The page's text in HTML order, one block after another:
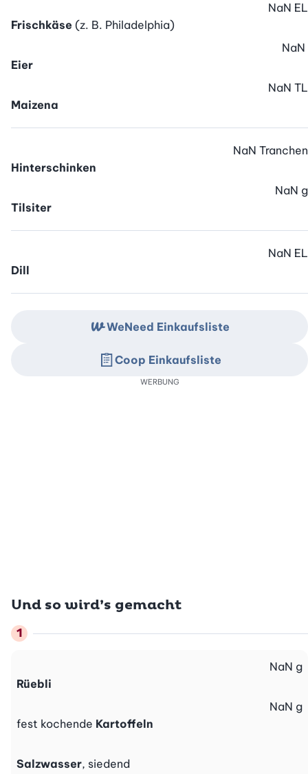
Frischkäse (z. B. Philadelphia)
NaN EL
Eier
NaN
Maizena
NaN TL
Hinterschinken
NaN Tranchen
Tilsiter
NaN g
Dill
NaN EL
Und so wird’s gemacht
Rüebli
NaN g
fest kochende Kartoffeln
NaN g
Salzwasser, siedend
WeNeed Einkaufsliste
Coop Einkaufsliste
WERBUNG